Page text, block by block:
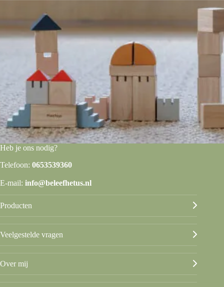
Heb je ons nodig?
Telefoon: 0653539360
E-mail: info@beleefhetus.nl
Producten
Veelgestelde vragen
Over mij